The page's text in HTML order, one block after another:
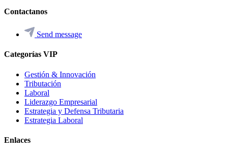
Contactanos
Send message
Categorías VIP
Gestión & Innovación
Tributación
Laboral
Liderazgo Empresarial
Estrategia y Defensa Tributaria
Estrategia Laboral
Enlaces